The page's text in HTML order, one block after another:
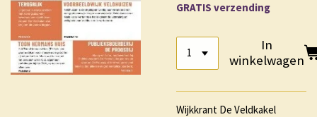
GRATIS verzending
In
winkelwagen
Wijkkrant De Veldkakel